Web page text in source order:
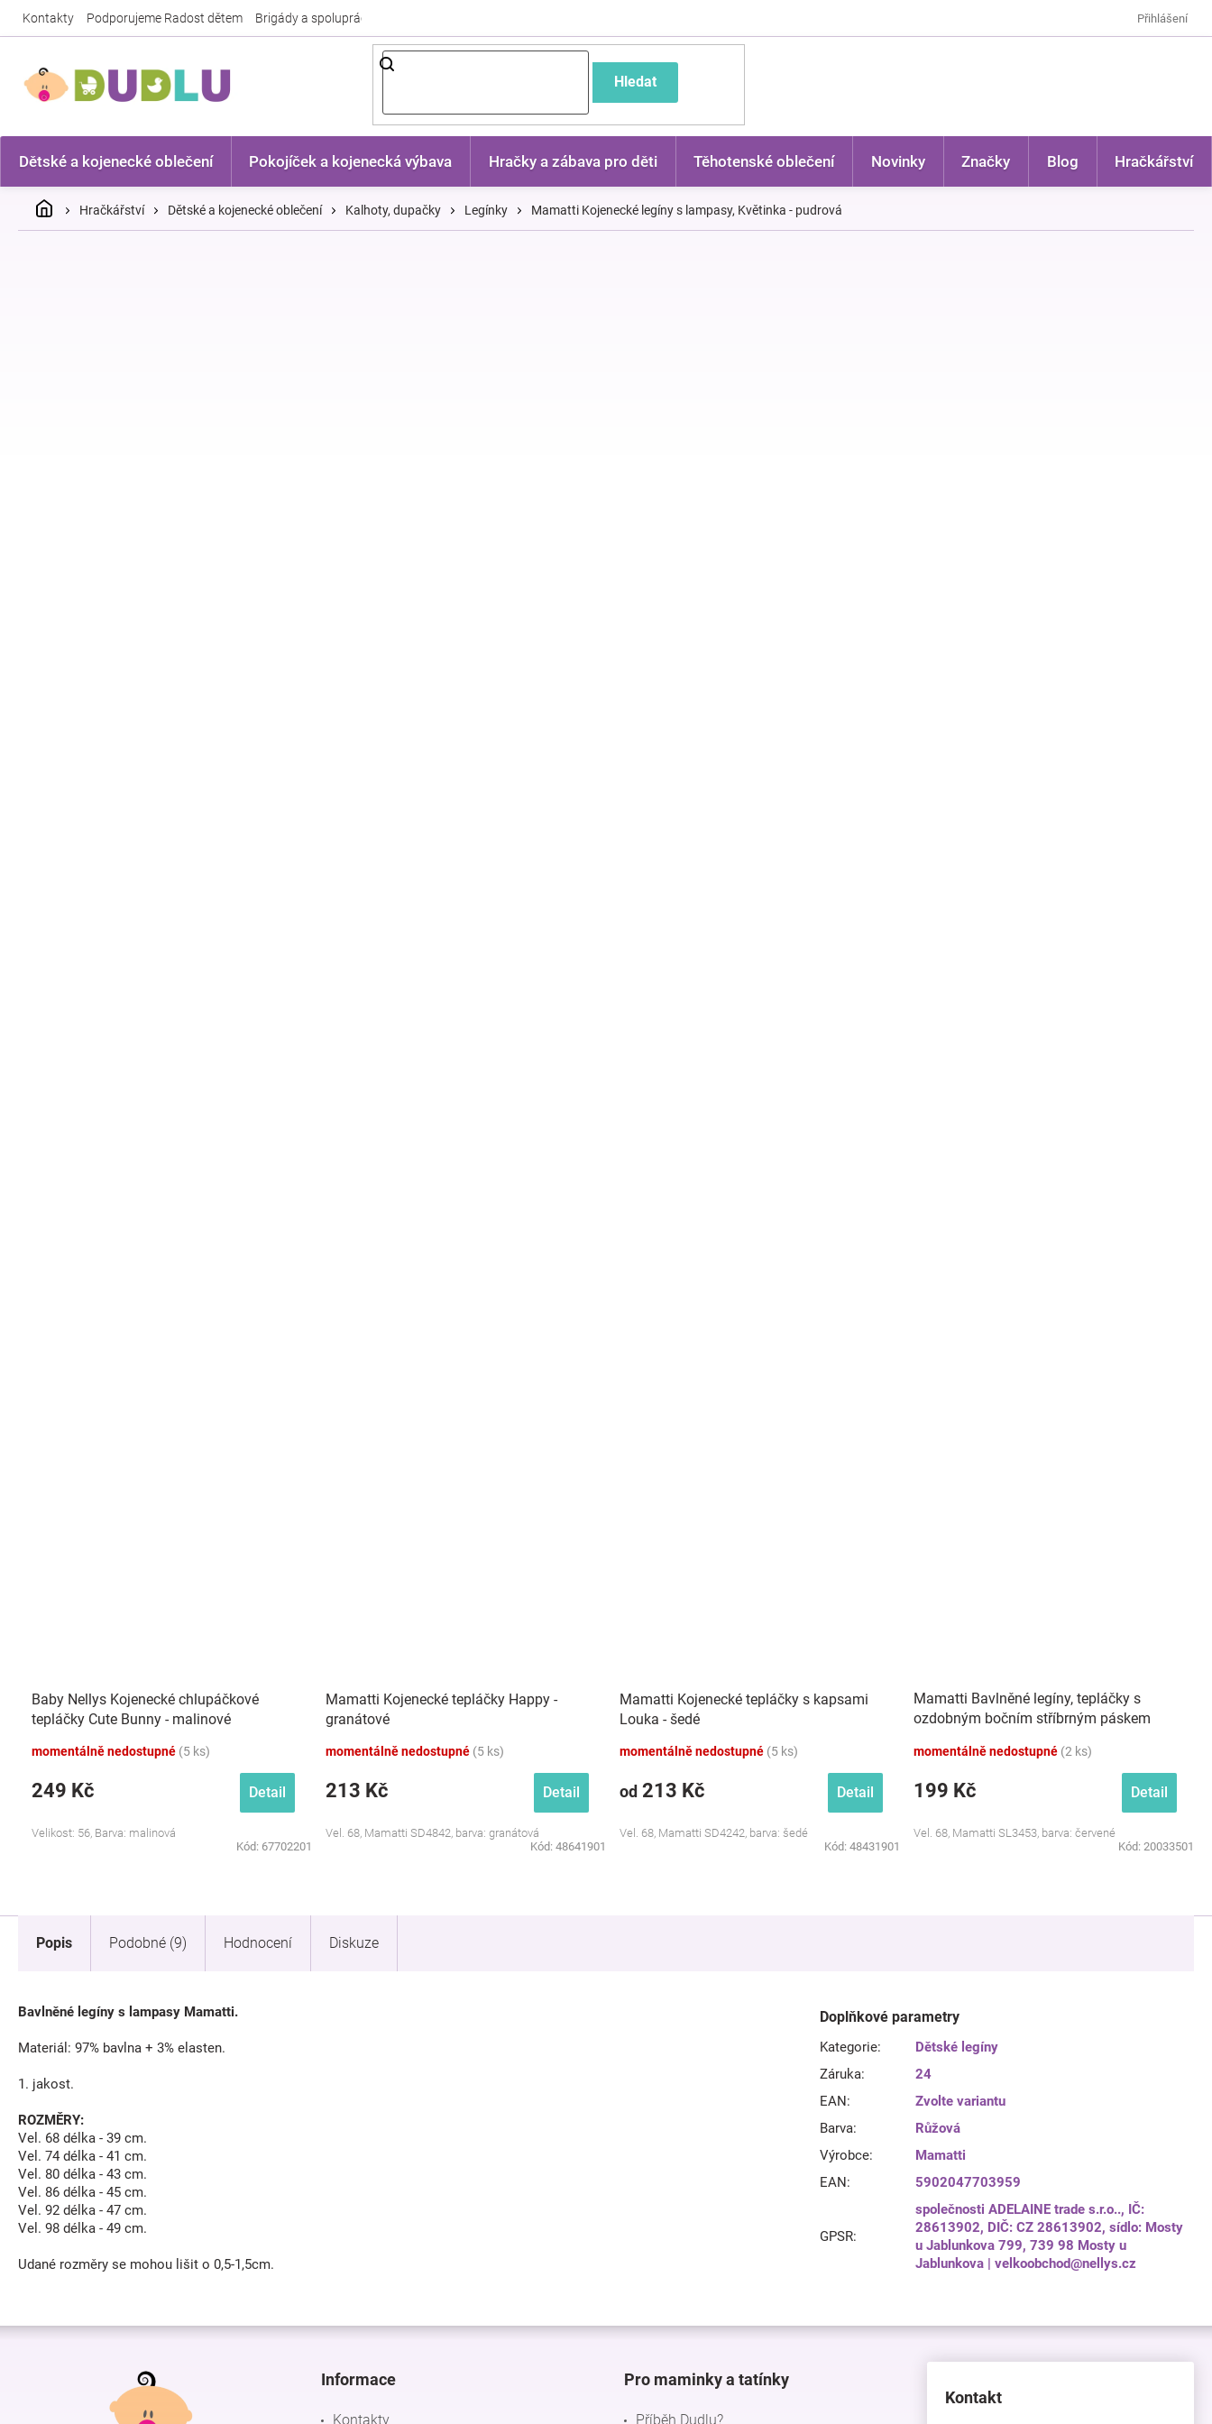
Kontakty Podporujeme Radost dětem Brigády a spolupráce Přihlášení
Hledat
Dětské a kojenecké oblečení Pokojíček a kojenecká výbava Hračky a zábava pro děti Těhotenské oblečení Novinky Značky Blog Hračkářství
DomůHračkářství Dětské a kojenecké oblečení Kalhoty, dupačky Legínky Mamatti Kojenecké legíny s lampasy, Květinka - pudrová
Baby Nellys Kojenecké chlupáčkové
tepláčky Cute Bunny - malinové
momentálně nedostupné (5 ks)
249 Kč Detail
Velikost: 56, Barva: malinová
Kód: 67702201
Mamatti Kojenecké tepláčky Happy -
granátové
momentálně nedostupné (5 ks)
213 Kč Detail
Vel. 68, Mamatti SD4842, barva: granátová
Kód: 48641901
Mamatti Kojenecké tepláčky s kapsami
Louka - šedé
momentálně nedostupné (5 ks)
od 213 Kč Detail
Vel. 68, Mamatti SD4242, barva: šedé
Kód: 48431901
Mamatti Bavlněné legíny, tepláčky s
ozdobným bočním stříbrným páskem
momentálně nedostupné (2 ks)
199 Kč Detail
Vel. 68, Mamatti SL3453, barva: červené
Kód: 20033501
Popis Podobné (9) Hodnocení Diskuze
Bavlněné legíny s lampasy Mamatti.
Materiál: 97% bavlna + 3% elasten.
1. jakost.
ROZMĚRY:
Vel. 68 délka - 39 cm.
Vel. 74 délka - 41 cm.
Vel. 80 délka - 43 cm.
Vel. 86 délka - 45 cm.
Vel. 92 délka - 47 cm.
Vel. 98 délka - 49 cm.
Udané rozměry se mohou lišit o 0,5-1,5cm.
Doplňkové parametry
Kategorie:
Dětské legíny
Záruka:
24
EAN:
Zvolte variantu
Barva:
Růžová
Výrobce:
Mamatti
EAN: 5902047703959
GPSR:
společnosti ADELAINE trade s.r.o.., IČ:
28613902, DIČ: CZ 28613902, sídlo: Mosty
u Jablunkova 799, 739 98 Mosty u
Jablunkova | velkoobchod@nellys.cz
Z
Informace
Kontakty
Pro maminky a tatínky
Příběh Dudlu?
Kontakt